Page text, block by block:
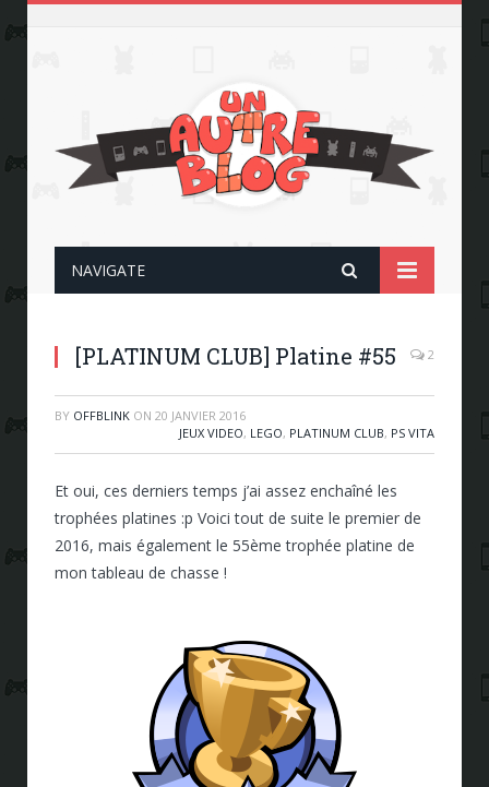
NAVIGATE
[PLATINUM CLUB] Platine #55 2
BY OFFBLINK ON 20 JANVIER 2016
JEUX VIDEO, LEGO, PLATINUM CLUB, PS VITA
Et oui, ces derniers temps j’ai assez enchaîné les
trophées platines :p Voici tout de suite le premier de
2016, mais également le 55ème trophée platine de
mon tableau de chasse !